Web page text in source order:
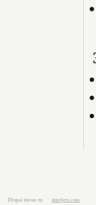
Drupal theme by pixeljets.com